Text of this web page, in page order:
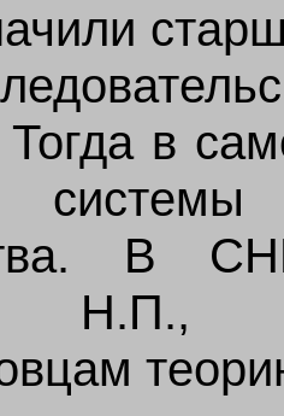
Тогда в
системы
В
Н.П.,